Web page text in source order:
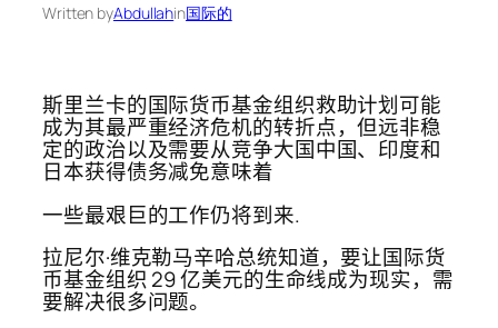
Written byAbdullahin国际的
斯里兰卡的国际货币基金组织救助计划可能
成为其最严重经济危机的转折点，但远非稳
定的政治以及需要从竞争大国中国、印度和
日本获得债务减免意味着
一些最艰巨的工作仍将到来.
拉尼尔·维克勒马辛哈总统知道，要让国际货
币基金组织 29 亿美元的生命线成为现实，需
要解决很多问题。